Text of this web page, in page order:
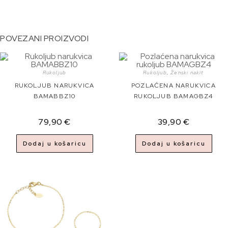
POVEZANI PROIZVODI
Rukoljub
RUKOLJUB NARUKVICA
BAMABBZ10
79,90€
Dodaj u košaricu
Rukoljub,Ženski nakit
POZLAĆENA NARUKVICA
RUKOLJUB BAMAGBZ4
39,90 €
Dodaj u košaricu